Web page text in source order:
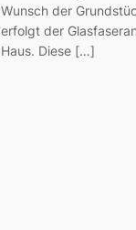
Wunsch der
erfolgt der
Haus. Diese […]